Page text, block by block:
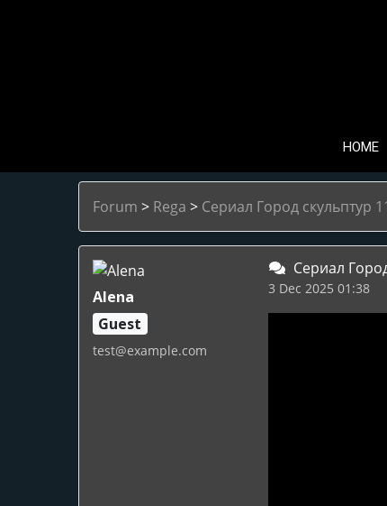
HOME
Forum > Rega > Сериал Город скульптур
Alena
Guest
test@example.com
Сериал
3 Dec 2025 01:38